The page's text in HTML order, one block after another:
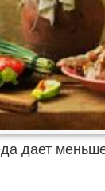
дает